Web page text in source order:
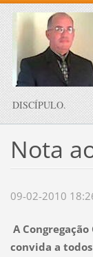
DISCÍPULO.
Nota
09-02-2010
A
convida a